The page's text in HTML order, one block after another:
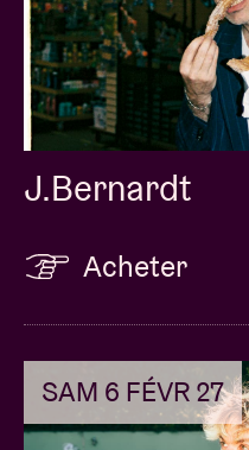
J.Bernardt
Acheter
SAM 6 FÉVR 27